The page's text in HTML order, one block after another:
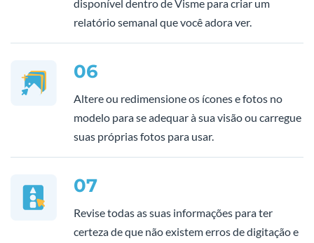
disponível dentro de Visme para criar um
relatório semanal que você adora ver.
06
Altere ou redimensione os ícones e fotos no
modelo para se adequar à sua visão ou carregue
suas próprias fotos para usar.
07
Revise todas as suas informações para ter
certeza de que não existem erros de digitação e